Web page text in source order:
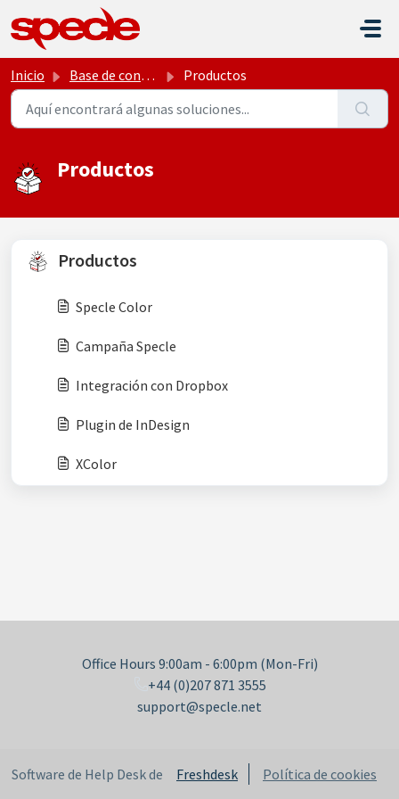
Saltar al contenido principal
Inicio Base de conocimientos Productos
Productos
Productos
Specle Color
Campaña Specle
Integración con Dropbox
Plugin de InDesign
XColor
Office Hours 9:00am - 6:00pm (Mon-Fri)
+44 (0)207 871 3555
support@specle.net
Software de Help Desk de Freshdesk Política de cookies